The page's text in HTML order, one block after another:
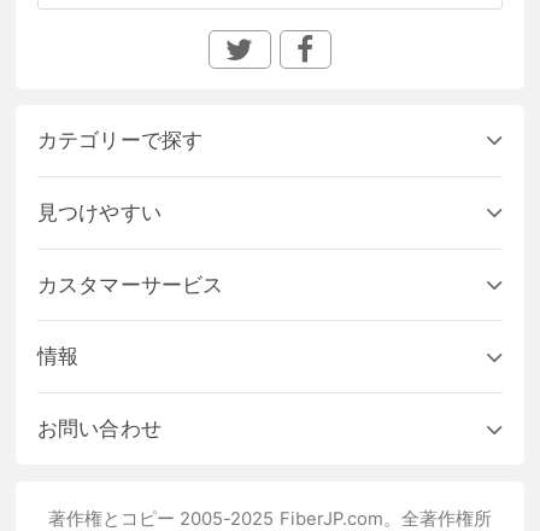
カテゴリーで探す
見つけやすい
カスタマーサービス
情報
お問い合わせ
著作権とコピー 2005-2025 FiberJP.com。全著作権所